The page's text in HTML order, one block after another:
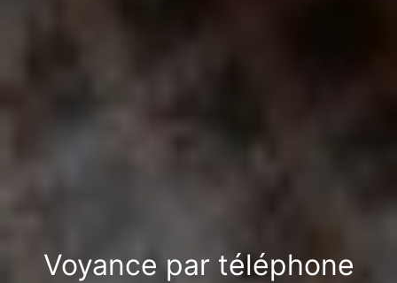
Voyance par téléphone